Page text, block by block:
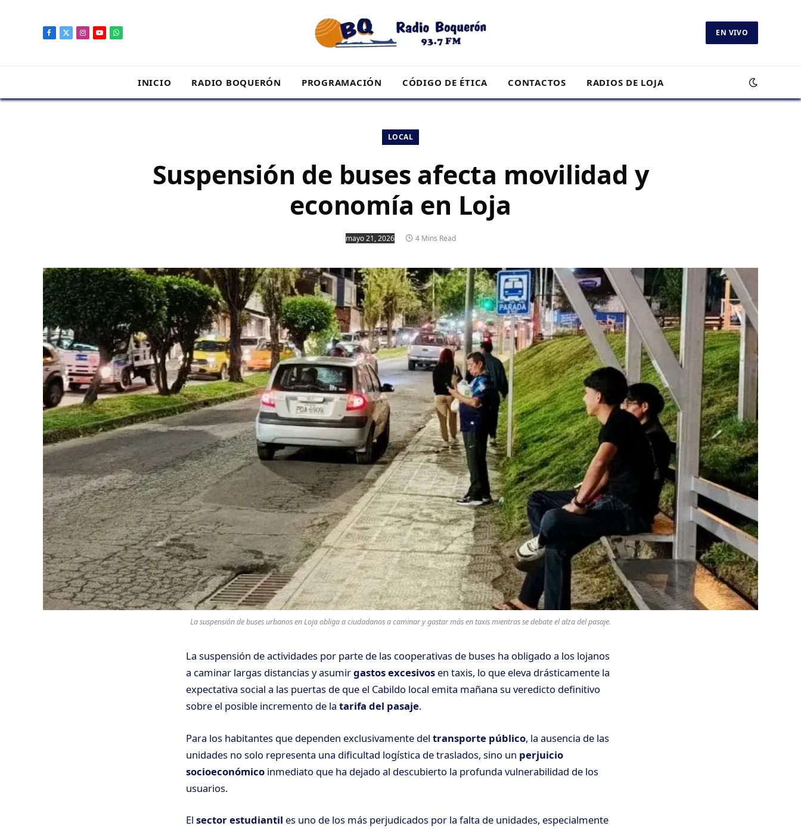
Facebook
X
Instagram
YouTubeWhatsApp EN VIVO
INICIO RADIO BOQUERÓN PROGRAMACIÓN CÓDIGO DE ÉTICA CONTACTOS RADIOS DE LOJA
LOCAL
Suspensión de buses afecta movilidad y
economía en Loja
mayo 21, 2026 4 Mins Read
La suspensión de buses urbanos en Loja obliga a ciudadanos a caminar y gastar más en taxis mientras se debate el alza del pasaje.
La suspensión de actividades por parte de las cooperativas de buses ha obligado a los lojanos
a caminar largas distancias y asumirgastos excesivos en taxis, lo que eleva drásticamente la
expectativa social a las puertas de que el Cabildo local emita mañana su veredicto definitivo
sobre el posible incremento de la tarifa del pasaje.
Para los habitantes que dependen exclusivamente del transporte público, la ausencia de las
unidades no solo representa una dificultad logística de traslados, sino un perjuicio
socioeconómico inmediato que ha dejado al descubierto la profunda vulnerabilidad de los
usuarios.
El sector estudiantil es uno de los más perjudicados por la falta de unidades, especialmente